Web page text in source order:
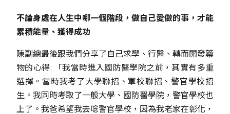
不論身處在人生中哪一個階段，做自己愛做的事，才能
累積能量、獲得成功
陳副總最後跟我們分享了自己求學、行醫、轉而開發藥
物的心得: 「我當時進入國防醫學院之前，其實有多重
選擇。當時我考了大學聯招、軍校聯招、警官學校招
生。我同時考取了一般大學、國防醫學院，警官學校也
上了。我爸希望我去唸警官學校，因為我老家在彰化，